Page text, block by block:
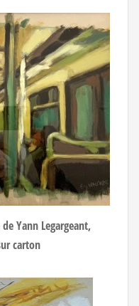
Yann Legargeant,
carton